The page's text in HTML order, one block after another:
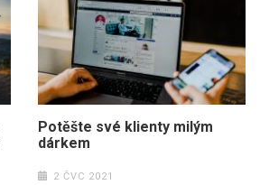
Potěšte své klienty milým
dárkem
2 ČVC 2021